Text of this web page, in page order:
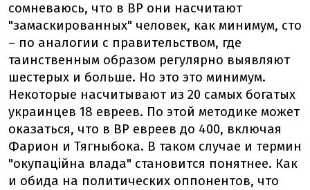
сомневаюсь, что в ВР они насчитают
"замаскированных" человек, как минимум, сто
– по аналогии с правительством, где
таинственным образом регулярно выявляют
шестерых и больше. Но это это минимум.
Некоторые насчитывают из 20 самых богатых
украинцев 18 евреев. По этой методике может
оказаться, что в ВР евреев до 400, включая
Фарион и Тягныбока. В таком случае и термин
"окупаційна влада" становится понятнее. Как
и обида на политических оппонентов, что